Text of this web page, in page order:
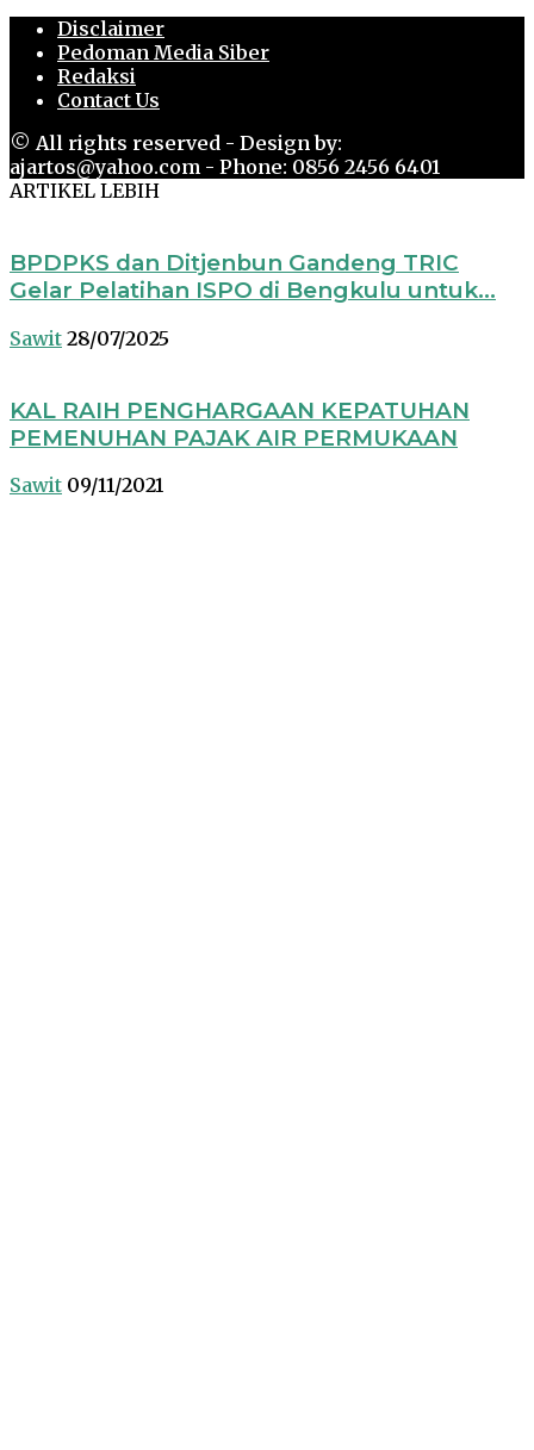
Disclaimer
Pedoman Media Siber
Redaksi
Contact Us
© All rights reserved - Design by:
ajartos@yahoo.com - Phone: 0856 2456 6401
ARTIKEL LEBIH
BPDPKS dan Ditjenbun Gandeng TRIC
Gelar Pelatihan ISPO di Bengkulu untuk...
Sawit 28/07/2025
KAL RAIH PENGHARGAAN KEPATUHAN
PEMENUHAN PAJAK AIR PERMUKAAN
Sawit 09/11/2021